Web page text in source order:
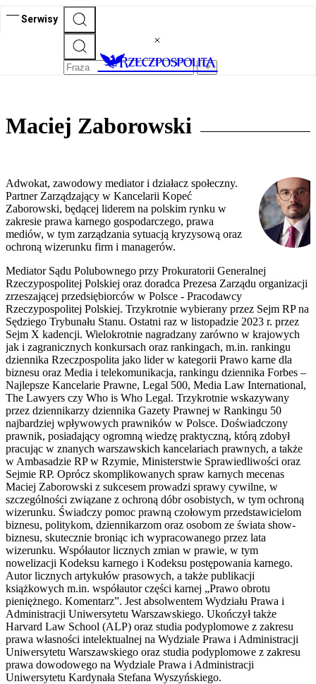
Serwisy
Maciej Zaborowski
Adwokat, zawodowy mediator i działacz społeczny.
Partner Zarządzający w Kancelarii Kopeć
Zaborowski, będącej liderem na polskim rynku w
zakresie prawa karnego gospodarczego, prawa
mediów, w tym zarządzania sytuacją kryzysową oraz
ochroną wizerunku firm i managerów.
Mediator Sądu Polubownego przy Prokuratorii Generalnej
Rzeczypospolitej Polskiej oraz doradca Prezesa Zarządu organizacji
zrzeszającej przedsiębiorców w Polsce - Pracodawcy
Rzeczypospolitej Polskiej. Trzykrotnie wybierany przez Sejm RP na
Sędziego Trybunału Stanu. Ostatni raz w listopadzie 2023 r. przez
Sejm X kadencji. Wielokrotnie nagradzany zarówno w krajowych
jak i zagranicznych konkursach oraz rankingach, m.in. rankingu
dziennika Rzeczpospolita jako lider w kategorii Prawo karne dla
biznesu oraz Media i telekomunikacja, rankingu dziennika Forbes –
Najlepsze Kancelarie Prawne, Legal 500, Media Law International,
The Lawyers czy Who is Who Legal. Trzykrotnie wskazywany
przez dziennikarzy dziennika Gazety Prawnej w Rankingu 50
najbardziej wpływowych prawników w Polsce. Doświadczony
prawnik, posiadający ogromną wiedzę praktyczną, którą zdobył
pracując w znanych warszawskich kancelariach prawnych, a także
w Ambasadzie RP w Rzymie, Ministerstwie Sprawiedliwości oraz
Sejmie RP. Oprócz skomplikowanych spraw karnych mecenas
Maciej Zaborowski z sukcesem prowadzi sprawy cywilne, w
szczególności związane z ochroną dóbr osobistych, w tym ochroną
wizerunku. Świadczy pomoc prawną czołowym przedstawicielom
biznesu, politykom, dziennikarzom oraz osobom ze świata show-
biznesu, skutecznie broniąc ich wypracowanego przez lata
wizerunku. Współautor licznych zmian w prawie, w tym
nowelizacji Kodeksu karnego i Kodeksu postępowania karnego.
Autor licznych artykułów prasowych, a także publikacji
książkowych m.in. współautor części karnej „Prawo obrotu
pieniężnego. Komentarz”. Jest absolwentem Wydziału Prawa i
Administracji Uniwersytetu Warszawskiego. Ukończył także
Harvard Law School (ALP) oraz studia podyplomowe z zakresu
prawa własności intelektualnej na Wydziale Prawa i Administracji
Uniwersytetu Warszawskiego oraz studia podyplomowe z zakresu
prawa dowodowego na Wydziale Prawa i Administracji
Uniwersytetu Kardynała Stefana Wyszyńskiego.